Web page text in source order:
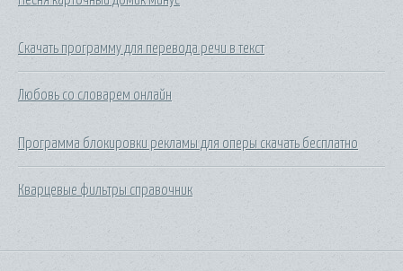
Скачать программу для перевода речи в текст
Любовь со словарем онлайн
Программа блокировки рекламы для оперы скачать бесплатно
Кварцевые фильтры справочник